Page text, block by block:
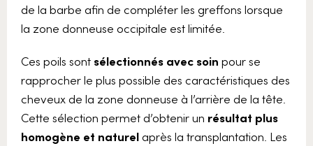
de la barbe afin de compléter les greffons lorsque
la zone donneuse occipitale est limitée.
Ces poils sont sélectionnés avec soin pour se
rapprocher le plus possible des caractéristiques des
cheveux de la zone donneuse à l’arrière de la tête.
Cette sélection permet d’obtenir un résultat plus
homogène et naturelaprès la transplantation. Les